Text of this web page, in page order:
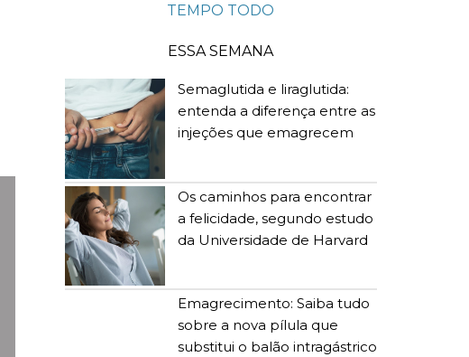
TEMPO TODO
ESSA SEMANA
Semaglutida e liraglutida:
entenda a diferença entre as
injeções que emagrecem
Os caminhos para encontrar
a felicidade, segundo estudo
da Universidade de Harvard
Emagrecimento: Saiba tudo
sobre a nova pílula que
substitui o balão intragástrico